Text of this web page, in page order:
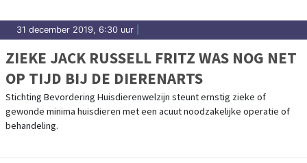
31 december 2019, 6:30 uur
ZIEKE JACK RUSSELL FRITZ WAS NOG NET
OP TIJD BIJ DE DIERENARTS
Stichting Bevordering Huisdierenwelzijn steunt ernstig zieke of
gewonde minima huisdieren met een acuut noodzakelijke operatie of
behandeling.